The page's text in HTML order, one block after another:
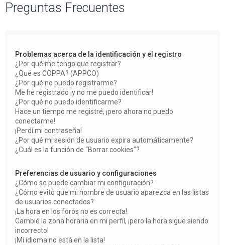
Preguntas Frecuentes
Problemas acerca de la identificación y el registro
¿Por qué me tengo que registrar?
¿Qué es COPPA? (APPCO)
¿Por qué no puedo registrarme?
Me he registrado ¡y no me puedo identificar!
¿Por qué no puedo identificarme?
Hace un tiempo me registré, ¡pero ahora no puedo
conectarme!
¡Perdí mi contraseña!
¿Por qué mi sesión de usuario expira automáticamente?
¿Cuál es la función de “Borrar cookies”?
Preferencias de usuario y configuraciones
¿Cómo se puede cambiar mi configuración?
¿Cómo evito que mi nombre de usuario aparezca en las listas
de usuarios conectados?
¡La hora en los foros no es correcta!
Cambié la zona horaria en mi perfil, ¡pero la hora sigue siendo
incorrecto!
¡Mi idioma no está en la lista!